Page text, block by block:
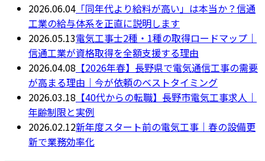
2026.06.04 「同年代より給料が高い」は本当か？信通
工業の給与体系を正直に説明します
2026.05.13電気工事士2種・1種の取得ロードマップ｜
信通工業が資格取得を全額支援する理由
2026.04.08 【2026年春】長野県で電気通信工事の需要
が高まる理由｜今が依頼のベストタイミング
2026.03.18 【40代からの転職】長野市電気工事求人｜
年齢制限と実例
2026.02.12新年度スタート前の電気工事｜春の設備更
新で業務効率化